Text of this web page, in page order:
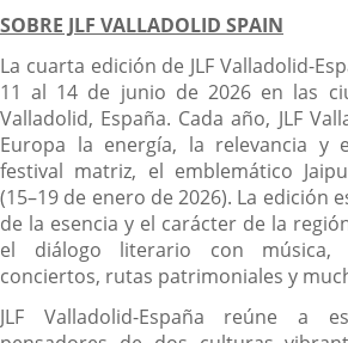
SOBRE JLF VALLADOLID SPAIN
La cuarta edición de JLF Valladolid-
11 al 14 de junio de 2026 en las
Valladolid, España. Cada año, JLF
Europa la energía, la relevancia y
festival matriz, el emblemático
(15–19 de enero de 2026). La edición
de la esencia y el carácter de la
el diálogo literario con música,
conciertos, rutas patrimoniales y
JLF Valladolid-España reúne a